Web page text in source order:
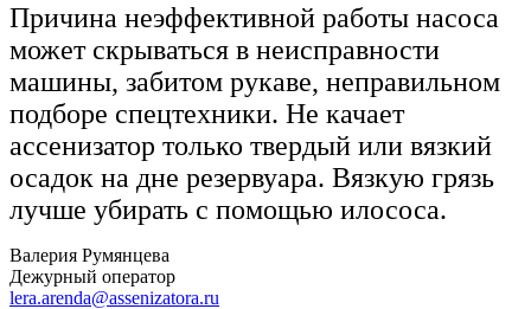
Причина неэффективной работы насоса
может скрываться в неисправности
машины, забитом рукаве, неправильном
подборе спецтехники. Не качает
ассенизатор только твердый или вязкий
осадок на дне резервуара. Вязкую грязь
лучше убирать с помощью илососа.
Валерия Румянцева
Дежурный оператор
lera.arenda@assenizatora.ru